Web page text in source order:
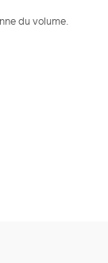
du volume.